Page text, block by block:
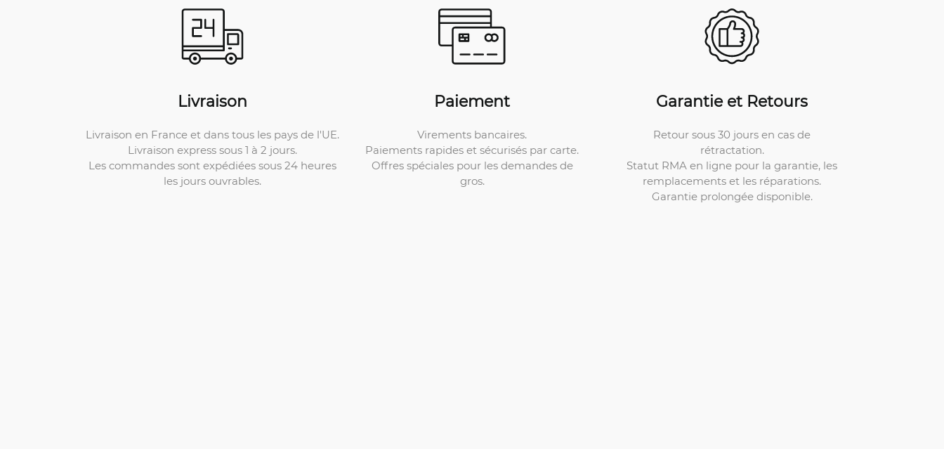
Livraison
Livraison en France et dans tous les pays de l'UE.
Livraison express sous 1 à 2 jours.
Les commandes sont expédiées sous 24 heures
les jours ouvrables.
Paiement
Virements bancaires.
Paiements rapides et sécurisés par carte.
Offres spéciales pour les demandes de
gros.
Garantie et Retours
Retour sous 30 jours en cas de
rétractation.
Statut RMA en ligne pour la garantie, les
remplacements et les réparations.
Garantie prolongée disponible.